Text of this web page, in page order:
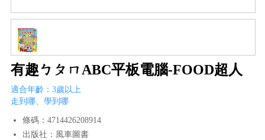
有趣ㄅㄆㄇABC平板電腦-FOOD超人
適合年齡：3歲以上
走到哪、學到哪
條碼：4714426208914
出版社：風車圖書